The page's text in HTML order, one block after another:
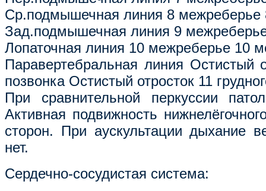
Ср.подмышечная линия 8 межреберье
Зад.подмышечная линия 9
Лопаточная линия 10 межреберье 10
Паравертебральная линия Остистый
позвонка Остистый отросток 11
При сравнительной перкуссии
Активная подвижность
сторон. При аускультации дыхание
нет.
Сердечно-сосудистая система: